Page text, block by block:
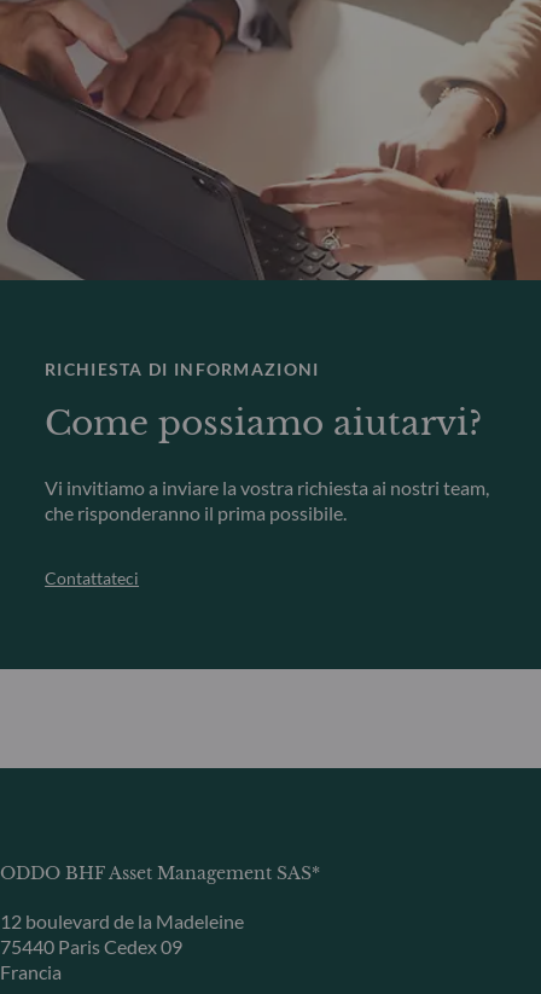
RICHIESTA DI INFORMAZIONI
Come possiamo aiutarvi?
Vi invitiamo a inviare la vostra richiesta ai nostri team,
che risponderanno il prima possibile.
Contattateci
ODDO BHF Asset Management SAS*
12 boulevard de la Madeleine
75440 Paris Cedex 09
Francia